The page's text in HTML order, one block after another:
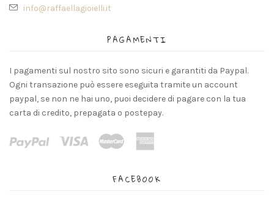
info@raffaellagioielli.it
PAGAMENTI
I pagamenti sul nostro sito sono sicuri e garantiti da Paypal.
Ogni transazione può essere eseguita tramite un account
paypal, se non ne hai uno, puoi decidere di pagare con la tua
carta di credito, prepagata o postepay.
FACEBOOK